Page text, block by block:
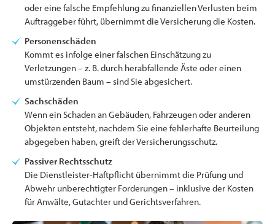
oder eine falsche Empfehlung zu finanziellen Verlusten beim
Auftraggeber führt, übernimmt die Versicherung die Kosten.
Personenschäden
Kommt es infolge einer falschen Einschätzung zu
Verletzungen – z. B. durch herabfallende Äste oder einen
umstürzenden Baum – sind Sie abgesichert.
Sachschäden
Wenn ein Schaden an Gebäuden, Fahrzeugen oder anderen
Objekten entsteht, nachdem Sie eine fehlerhafte Beurteilung
abgegeben haben, greift der Versicherungsschutz.
Passiver Rechtsschutz
Die Dienstleister-Haftpflicht übernimmt die Prüfung und
Abwehr unberechtigter Forderungen – inklusive der Kosten
für Anwälte, Gutachter und Gerichtsverfahren.